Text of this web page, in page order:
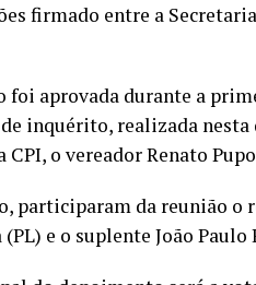
firmado entre a
foi aprovada durante a
inquérito, realizada
CPI, o vereador Renato
participaram da reunião o
e o suplente João Paulo